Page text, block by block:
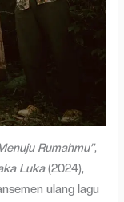
Rumahmu”,
Luka(2024),
ulang lagu